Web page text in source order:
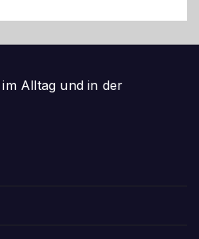
Alltag und in der